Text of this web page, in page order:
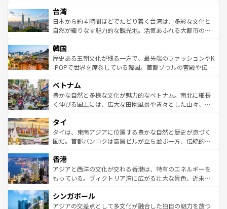
ならではの贅沢な旅のスタイルだ。 なお、新着のアメリカ
情報はコンテンツ一覧を参照してほしい。
れるおもてなしの心で訪れる人々を迎えてくれるハワイの
人々、おいしいローカルフードやハワイアンミュージッ
ク、伝統的なフラダンスなど、すべてがハワイの魅力を彩
ワイを、存分に味わってほしい。 なお、新着のハワイ情報
はコンテンツ一覧を参照してほしい。
リアリーフや大陸中央部にそびえるウルル（エアーズロッ
ク）、タスマニアの美しい原生林やケアンズの熱帯雨林な
ど、見どころがたくさん。また、カフェやワイン、オージ
いる。アクティビティも充実しており、サーフィンやダイ
ビング、ハイキングなど、アウトドア好きにはたまらな
い。オーストラリアの多彩な魅力を存分に味わいつくそ
参照してほしい。
台湾
日本から約４時間ほどでたどり着く台湾は、多彩な文化と
自然が織りなす魅力的な観光地。活気あふれる大都市の台
ン）、静ひつな山岳地帯である台湾東部など、都市の喧騒
と山間の静けさが共存しており、訪れる人に新しい発見と
驚きをもたらしてくれる。また、奥深い台湾の食文化も魅
容にもいいと評判のスイーツなど、バラエティ豊かな料理
が味わえる。 なお、新着の台湾情報は コンテンツ一覧を参
照してほしい。
韓国
歴史ある王朝文化が残る一方で、最先端のファッションやK
-POPで世界を席巻している韓国。首都ソウルの宮殿や伝統
き、地方に足を延ばせば四季折々の自然美を楽しむことが
できる。そして、キムチや焼肉、絶品のストリートフード
まで、さまざまな韓国料理が待っている。夜には、韓国な
リティに包まれながら、韓国の多彩な魅力を心ゆくまで味
わってみてほしい。 なお、新着の韓国情報はコンテンツ一
覧を参照してほしい。
ベトナム
豊かな自然と多様な文化が魅力的なベトナム。南北に細長
く伸びる国土には、広大な田園風景や青々とした山々、世
急速な発展と共に伝統が息づく。ハノイの古い町並みやホ
ーチミン市のフランス統治時代の建物も、独特の雰囲気を
醸し出している。また、バラエティの豊かさとおいしさで
とつ。フォーやバインミー、ベトナムコーヒーなどは、ぜ
ひ現地で味わいたい。どの地域を訪れてもあたたかい人々
が旅行者を迎えてくれるので、きっと忘れられない旅にな
参照してほしい。
タイ
タイは、東南アジアに位置する豊かな自然と歴史が息づく
国だ。首都バンコクは高層ビルが立ち並ぶ一方、伝統的な
の活気が交差している。北部ではチェンマイなどの山岳地
帯で自然と触れ合い、南部ではプーケットやクラビの美し
いビーチでリゾート気分を楽しむことができる。タイ料理
激する。気候は一年中温暖で、どの季節にも異なる楽しみ
が待っている。親しみやすいタイの人々、仏教を中心とし
香港
アジアと西洋の文化が交わる香港は、特有のエネルギーを
もっている。ヴィクトリア湾に広がる壮大な景色、近未来
み、どこを訪れても感動するはず。観光スポットが密集し
ており、効率よく見どころを回れるのも魅力。息をのむよ
シンガポール
アジアの交差点として多文化が融合した独自の魅力を放つ